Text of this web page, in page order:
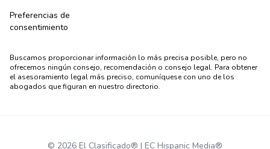
Preferencias de
consentimiento
Buscamos proporcionar información lo más precisa posible, pero no
ofrecemos ningún consejo, recomendación o consejo legal. Para obtener
el asesoramiento legal más preciso, comuníquese con uno de los
abogados que figuran en nuestro directorio.
© 2026 El Clasificado® | EC Hispanic Media®